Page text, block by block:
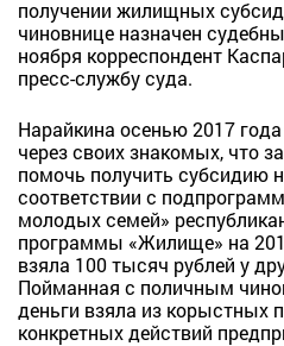
получении жилищных
чиновнице назначен
ноября корреспондент
пресс-службу суда.
Нарайкина осенью 2017
через своих знакомых, что
помочь получить субсидию
соответствии с
молодых семей»
программы «Жилище» на
взяла 100 тысяч рублей у
Пойманная с поличным
деньги взяла из корыстных
конкретных действий